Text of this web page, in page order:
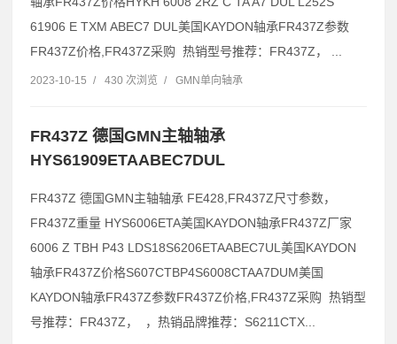
61906 E TXM ABEC7 DUL美国KAYDON轴承FR437Z参数
FR437Z价格,FR437Z采购 热销型号推荐：FR437Z， ...
2023-10-15 / 430 次浏览 / GMN单向轴承
FR437Z 德国GMN主轴轴承
HYS61909ETAABEC7DUL
FR437Z 德国GMN主轴轴承 FE428,FR437Z尺寸参数，
FR437Z重量 HYS6006ETA美国KAYDON轴承FR437Z厂家
6006 Z TBH P43 LDS18S6206ETAABEC7UL美国KAYDON
轴承FR437Z价格S607CTBP4S6008CTAA7DUM美国
KAYDON轴承FR437Z参数FR437Z价格,FR437Z采购 热销型
号推荐：FR437Z， ，热销品牌推荐：S6211CTX...